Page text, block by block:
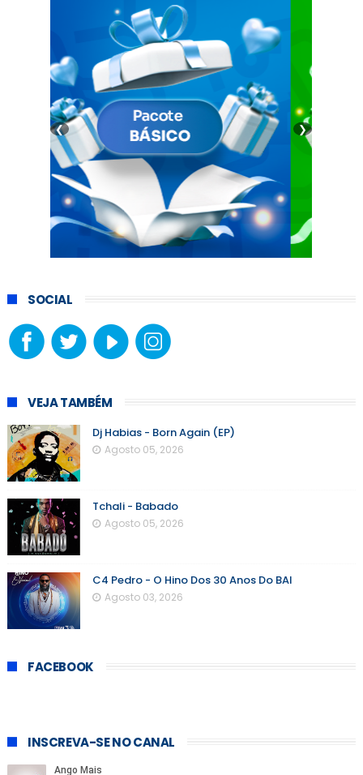
❮ ❯
SOCIAL
VEJA TAMBÉM
Dj Habias - Born Again (EP)
Agosto 05, 2026
Tchali - Babado
Agosto 05, 2026
C4 Pedro - O Hino Dos 30 Anos Do BAI
Agosto 03, 2026
FACEBOOK
INSCREVA-SE NO CANAL